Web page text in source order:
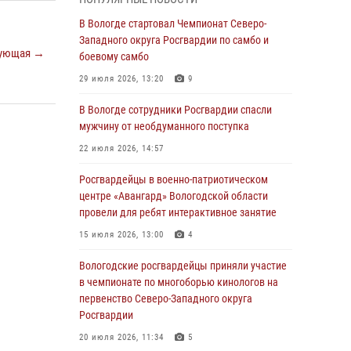
→
округа Росгвардии по спортивному и боевому
самбо
03 августа 2026, 08:54 8 1
ЗА МИНУВШУЮ НЕДЕЛЮ СОТРУДНИКАМИ
В ВОЛОГОДСКОЙ ОБЛАСТИ ЗАДЕРЖАНО 23
ПРАВОНАРУШИТЕЛЯ
02 августа 2026, 10:37
Росгвардейцы в г. Соколе задержали
несовершеннолетнего нарушителя
на питбайке
31 июля 2026, 06:43
В Вологде стартовал Чемпионат Северо-
Западного округа Росгвардии по самбо и
боевому самбо
29 июля 2026, 13:20
В Вологде стартовал Чемпионат Северо-
Западного округа Росгвардии по самбо и
боевому самбо
29 июля 2026, 13:20 9
В Вологде сотрудники Росгвардии спасли
мужчину от необдуманного поступка
22 июля 2026, 14:57
Росгвардейцы в военно-патриотическом
центре «Авангард» Вологодской области
провели для ребят интерактивное занятие
15 июля 2026, 13:00 4
Вологодские росгвардейцы приняли участие
в чемпионате по многоборью кинологов на
первенство Северо-Западного округа
Росгвардии
20 июля 2026, 11:34 5